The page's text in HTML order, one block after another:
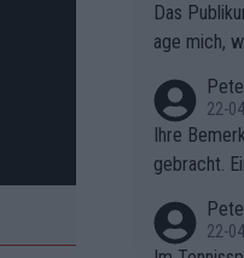
Das
age mich,
ben.
22-
Ihre
gebracht.
22-